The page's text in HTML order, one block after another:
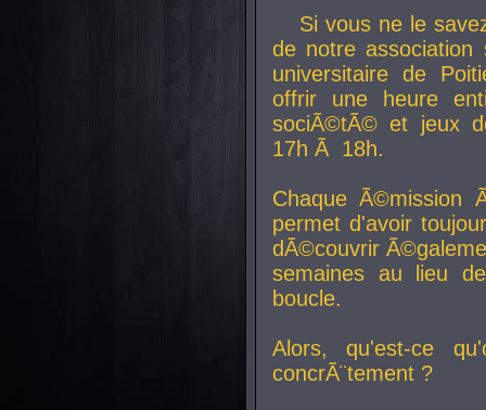
Si vous ne le
de notre
universitaire de
offrir une heure
sociÃ©tÃ© et jeux
17h Ã 18h.
Chaque Ã©mission
permet d'avoir
dÃ©couvrir
semaines au lieu
boucle.
Alors, qu'est-ce
concrÃ¨tement ?